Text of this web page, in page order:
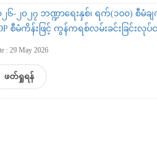
၂၆-၂၀၂၇ ဘဏ္ဍာရေးနှစ်၊ ရက်(၁၀၀) စီမံချက်အတွင်း
စီမံကိန်းဖြင့် ကွန်ကရစ်လမ်းခင်းခြင်းလု
: 29 May 2026
ဖတ်ရှုရန်